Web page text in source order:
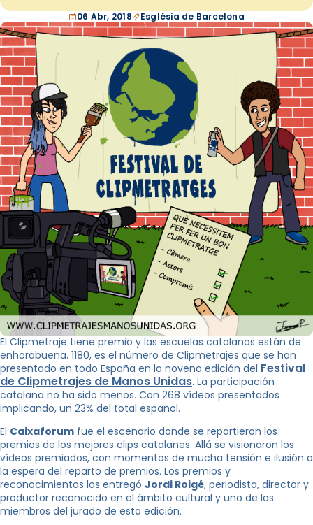
06 Abr, 2018 Església de Barcelona
El Clipmetraje tiene premio y las escuelas catalanas están de
enhorabuena. 1180, es el número de Clipmetrajes que se han
presentado en todo España en la novena edición del Festival
de Clipmetrajes de Manos Unidas. La participación
catalana no ha sido menos. Con 268 vídeos presentados
implicando, un 23% del total español.
El Caixaforum fue el escenario donde se repartieron los
premios de los mejores clips catalanes. Allá se visionaron los
vídeos premiados, con momentos de mucha tensión e ilusión a
la espera del reparto de premios. Los premios y
reconocimientos los entregó Jordi Roigé, periodista, director y
productor reconocido en el ámbito cultural y uno de los
miembros del jurado de esta edición.